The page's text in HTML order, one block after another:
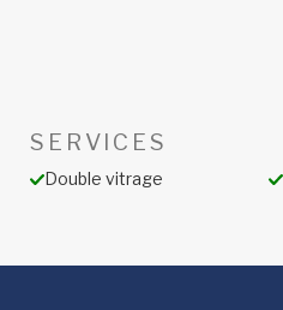
SERVICES
Double vitrage